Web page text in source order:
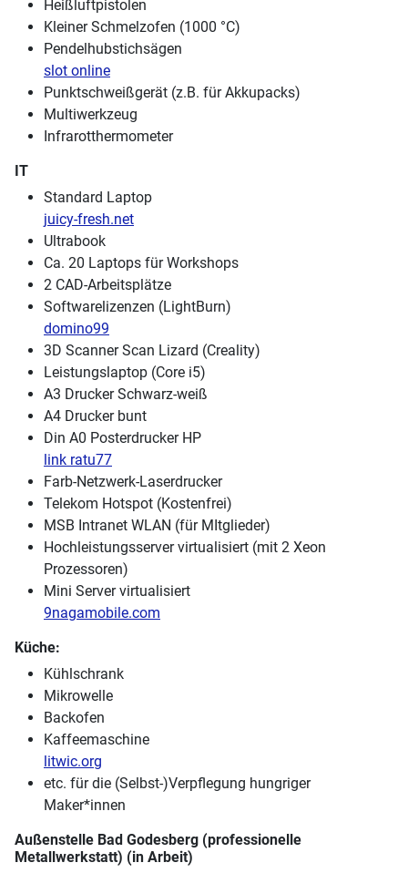
Heißluftpistolen
Kleiner Schmelzofen (1000 °C)
Pendelhubstichsägen
slot online
Punktschweißgerät (z.B. für Akkupacks)
Multiwerkzeug
Infrarotthermometer
IT
Standard Laptop
juicy-fresh.net
Ultrabook
Ca. 20 Laptops für Workshops
2 CAD-Arbeitsplätze
Softwarelizenzen (LightBurn)
domino99
3D Scanner Scan Lizard (Creality)
Leistungslaptop (Core i5)
A3 Drucker Schwarz-weiß
A4 Drucker bunt
Din A0 Posterdrucker HP
link ratu77
Farb-Netzwerk-Laserdrucker
Telekom Hotspot (Kostenfrei)
MSB Intranet WLAN (für MItglieder)
Hochleistungsserver virtualisiert (mit 2 Xeon
Prozessoren)
Mini Server virtualisiert
9nagamobile.com
Küche:
Kühlschrank
Mikrowelle
Backofen
Kaffeemaschine
litwic.org
etc. für die (Selbst-)Verpflegung hungriger
Maker*innen
Außenstelle Bad Godesberg (professionelle
Metallwerkstatt) (in Arbeit)